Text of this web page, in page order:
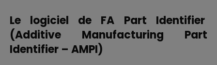
Le logiciel de FA
Part Identifier
(Additive Manufacturing Part
Identifier – AMPI)